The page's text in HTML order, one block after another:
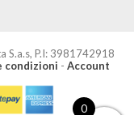
S.a.s, P.I: 3981742918
condizioni - Account
0